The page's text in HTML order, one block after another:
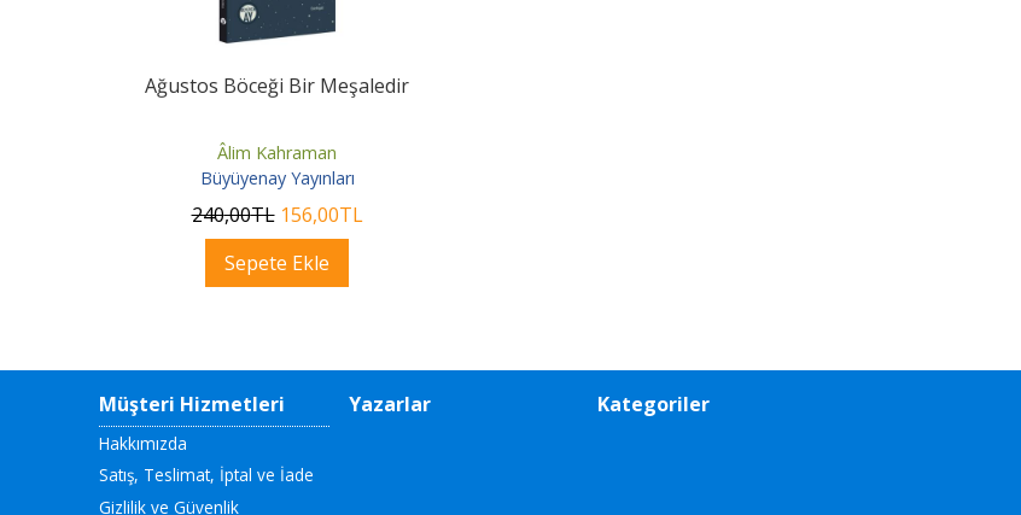
Ağustos Böceği Bir Meşaledir
Âlim Kahraman
Büyüyenay Yayınları
240,00TL 156,00TL
Sepete Ekle
Müşteri Hizmetleri
Hakkımızda
Satış, Teslimat, İptal ve İade
Gizlilik ve Güvenlik
Yazarlar Kategoriler